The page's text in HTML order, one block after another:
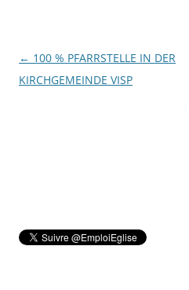
Navigation
des
← 100 % PFARRSTELLE IN DER
KIRCHGEMEINDE VISP